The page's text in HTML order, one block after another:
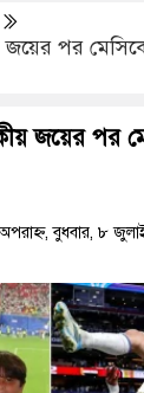
হয়েছে, সে দৃশ্য
চিকিৎসক,
আইনে ২ জনের সাজা
ফয়জুল করীম
পর মেসিকে
জয়ের পর
বুধবার, ৮